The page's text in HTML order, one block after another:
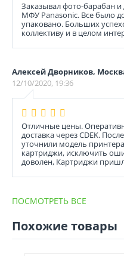
Заказывал фото-барабан и
МФУ Panasonic. Все было
упаковано. Больших
коллективу и в целом
Алексей Дворников,
12/10/2020, 19:36
Отличные цены.
доставка через CDEK.
уточнили модель
картриджи, исключить
доволен, Картриджи
ПОСМОТРЕТЬ ВСЕ
Похожие товары